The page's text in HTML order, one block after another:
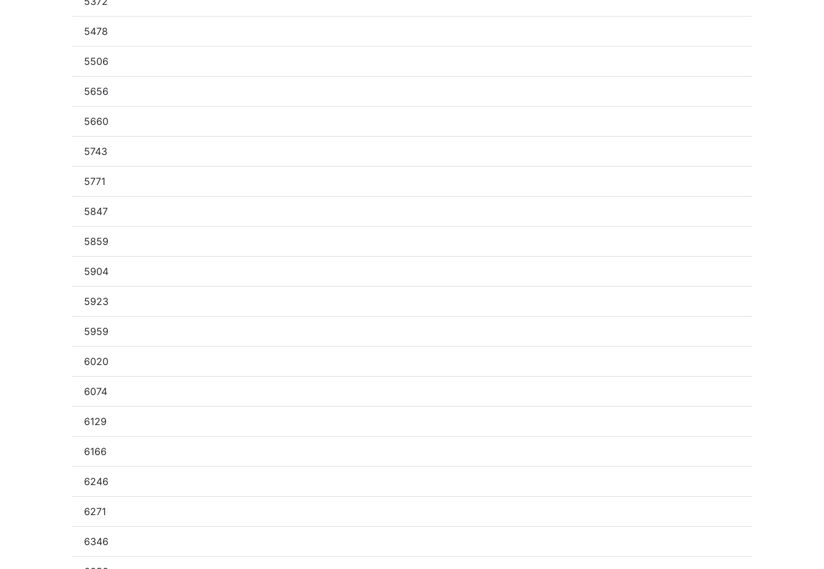
5478
5506
5656
5660
5743
5771
5847
5859
5904
5923
5959
6020
6074
6129
6166
6246
6271
6346